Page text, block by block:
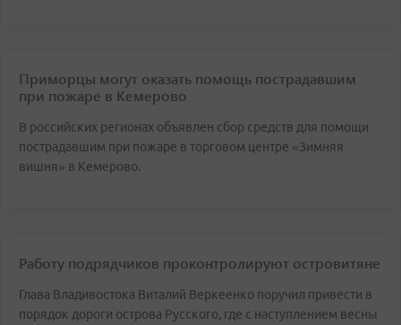
Приморцы могут оказать помощь пострадавшим
при пожаре в Кемерово
В российских регионах объявлен сбор средств для помощи
пострадавшим при пожаре в торговом центре «Зимняя
вишня» в Кемерово.
Работу подрядчиков проконтролируют островитяне
Глава Владивостока Виталий Веркеенко поручил привести в
порядок дороги острова Русского, где с наступлением весны